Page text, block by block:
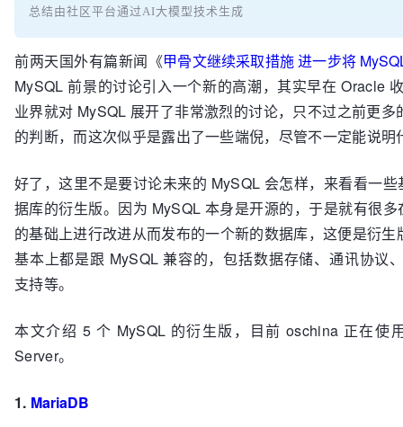
总结由社区平台通过AI大模型技术生成
前两天国外有篇新闻《甲骨文继续采取措施 进一步将
MySQL 前景的讨论引入一个新的高潮，其实早在 Oracle
业界就对 MySQL 展开了非常激烈的讨论，只不过之前更多
的判断，而这次似乎是露出了一些端倪，尽管不一定能说明
好了，这里不是要讨论未来的 MySQL 会怎样，来看看一
据库的衍生版。因为 MySQL 本身是开源的，于是就有很
的基础上进行改进从而发布的一个新的数据库，这便是衍生
基本上都是跟 MySQL 兼容的，包括数据存储、通讯协议
支持等。
本文介绍 5 个 MySQL 的衍生版，目前 oschina 正在使
Server。
1. MariaDB